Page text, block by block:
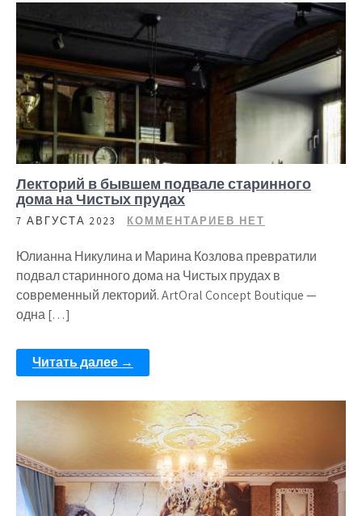
Лекторий в бывшем подвале старинного
дома на Чистых прудах
7 АВГУСТА 2023 КОММЕНТАРИЕВ НЕТ
Юлианна Никулина и Марина Козлова превратили
подвал старинного дома на Чистых прудах в
современный лекторий. ArtOral Concept Boutique —
одна […]
Читать далее →